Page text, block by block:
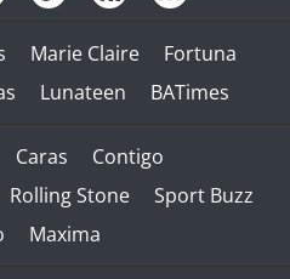
Marie Claire
Fortuna
Lunateen BATimes
Caras
Contigo
Rolling Stone
Sport Buzz
Maxima